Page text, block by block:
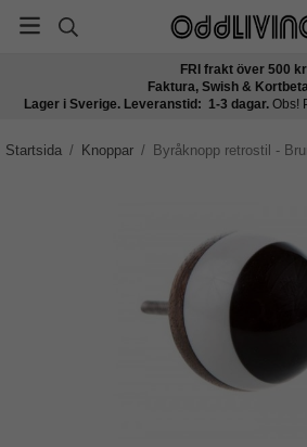
FRI frakt över 500 kr
Faktura, Swish &
Lager i Sverige. Leveranstid: 1-3 dagar. Obs!
Startsida / Knoppar / Byråknopp retrostil -